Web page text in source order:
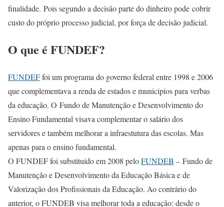
finalidade. Pois segundo a decisão parte do dinheiro pode cobrir
custo do próprio processo judicial, por força de decisão judicial.
O que é FUNDEF?
FUNDEFfoi um programa do governo federal entre 1998 e 2006
que complementava a renda de estados e municipios para verbas
da educação. O Fundo de Manutenção e Desenvolvimento do
Ensino Fundamental visava complementar o salário dos
servidores e também melhorar a infraestutura das escolas. Mas
apenas para o ensino fundamental.
O FUNDEF foi substituído em 2008 peloFUNDEB – Fundo de
Manutenção e Desenvolvimento da Educação Básica e de
Valorização dos Profissionais da Educação. Ao contrário do
anterior, o FUNDEB visa melhorar toda a educação: desde o